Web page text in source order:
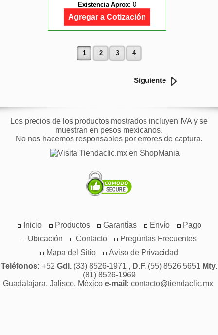
REQUIERE DE LENTE
Existencia Aprox: 0
Agregar a Cotización
1 2 3 4
Siguiente
Los precios de los productos mostrados incluyen IVA y se
muestran en pesos mexicanos.
No nos hacemos responsables por errores de captura.
Inicio Productos Garantías Envío
Pago
Ubicación
Contacto
Preguntas Frecuentes
Mapa del Sitio
Aviso de Privacidad
Teléfonos: +52 Gdl. (33) 8526-1971 , D.F. (55) 8526 5651 Mty.
(81) 8526-1969
Guadalajara, Jalisco, México e-mail: contacto@tiendaclic.mx